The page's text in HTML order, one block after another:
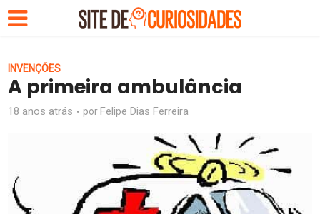
INVENÇÕES
A primeira ambulância
18 anos atrás por Felipe Dias Ferreira